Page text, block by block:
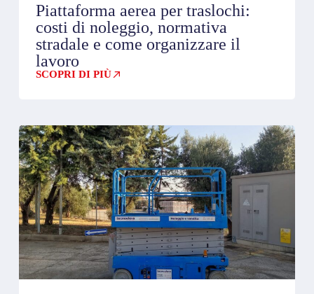
Piattaforma aerea per traslochi:
costi di noleggio, normativa
stradale e come organizzare il
lavoro
SCOPRI DI PIÙ